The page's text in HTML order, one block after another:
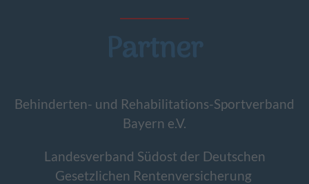
Partner
Behinderten- und Rehabilitations-Sportverband
Bayern e.V.
Landesverband Südost der Deutschen
Gesetzlichen Rentenversicherung